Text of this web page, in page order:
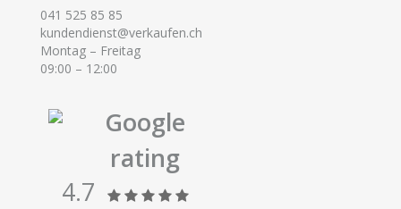
041 525 85 85
kundendienst@verkaufen.ch
Montag – Freitag
09:00 – 12:00
Google
rating
4.7